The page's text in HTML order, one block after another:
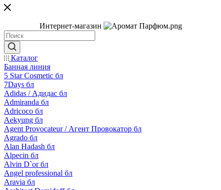
Интернет-магазин
Каталог
Банная линия
5 Star Cosmetic бл
7Days бл
Adidas / Адидас бл
Admiranda бл
Adricoco бл
Aekyung бл
Agent Provocateur / Агент Провокатор бл
Agrado бл
Alan Hadash бл
Alpecin бл
Alvin D`or бл
Angel professional бл
Aravia бл